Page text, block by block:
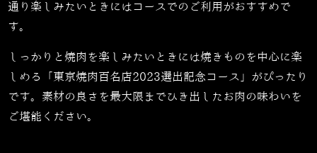
通り楽しみたいときにはコースでのご利用がおすすめで
す。
しっかりと焼肉を楽しみたいときには焼きものを中心に楽
しめる「東京焼肉百名店2023選出記念コース」がぴったり
です。素材の良さを最大限までひき出したお肉の味わいを
ご堪能ください。